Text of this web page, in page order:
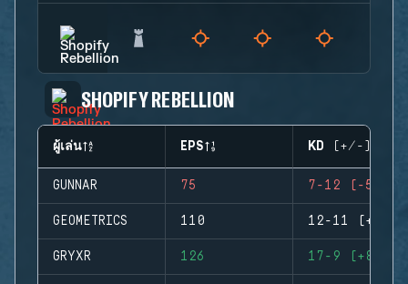
SHOPIFY REBELLION
ผู้เล่น EPS KD (+/-)
GUNNAR 75 7-12 (-5)
GEOMETRICS 110 12-11 (+1)
GRYXR 126 17-9 (+8)